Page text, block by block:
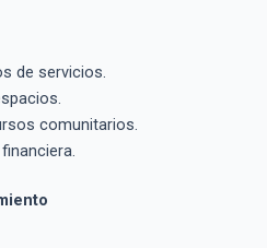
de servicios.
comunitarios.